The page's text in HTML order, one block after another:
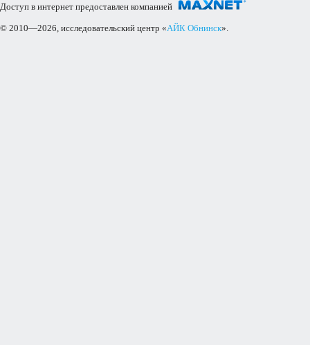
Доступ в интернет предоставлен компанией
© 2010—2026, исследовательский центр «АЙК Обнинск».